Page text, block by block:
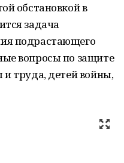
обстановкой в
задача
подрастающего
вопросы по защите
и труда, детей войны,